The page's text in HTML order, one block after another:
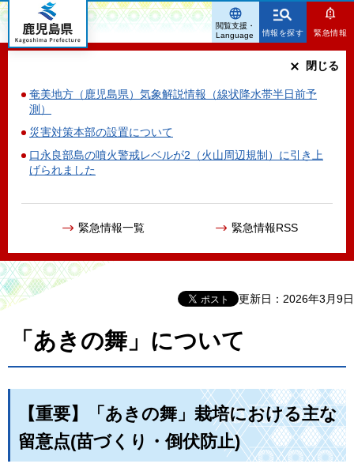
鹿児島県
情報を探す 緊急情報
奄美地方（鹿児島県）気象解説情報（線状降水帯半日前予
測）
災害対策本部の設置について
口永良部島の噴火警戒レベルが2（火山周辺規制）に引き上
げられました
緊急情報一覧 緊急情報RSS
閉じる
閲覧支援・
Language
更新日：2026年3月9日
「あきの舞」について
【重要】
「あきの舞」栽培における主な
留意点(苗づくり・倒伏防止)